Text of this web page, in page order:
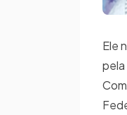
Ele
pela